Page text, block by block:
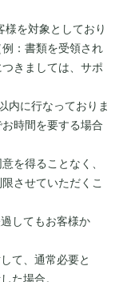
を対象としており
：書類を受領され
きましては、サポ
内に行なっておりま
時間を要する場合
を得ることなく、
させていただくこ
してもお客様か
て、通常必要と
た場合。